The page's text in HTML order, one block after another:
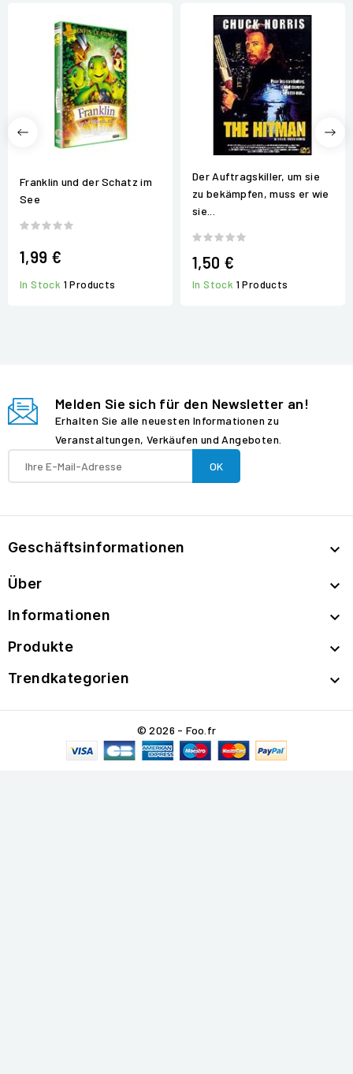
Franklin und der Schatz im
See
1,99 €
In Stock 1 Products
Der Auftragskiller, um sie
zu bekämpfen, muss er wie
sie...
1,50 €
In Stock 1 Products
Melden Sie sich für den Newsletter an!
Erhalten Sie alle neuesten Informationen zu
Veranstaltungen, Verkäufen und Angeboten.
Geschäftsinformationen 
Über 
Informationen 
Produkte 
Trendkategorien 
© 2026 - Foo.fr